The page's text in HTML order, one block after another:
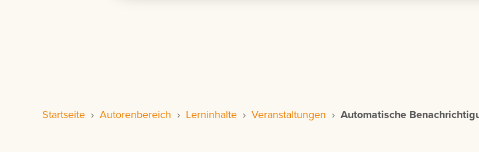
Startseite › Autorenbereich › Lerninhalte › Veranstaltungen › Automatische